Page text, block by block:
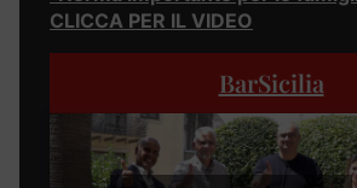
CLICCA PER IL VIDEO
BarSicilia